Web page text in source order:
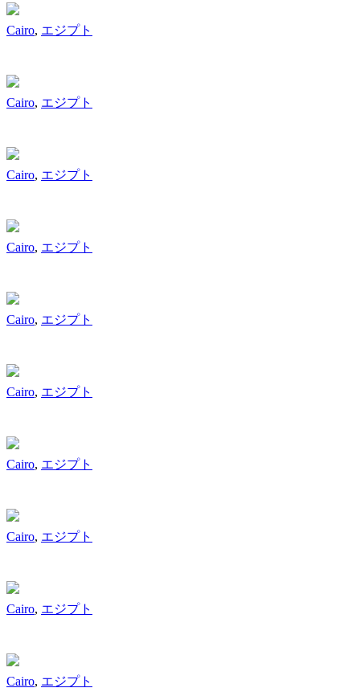
Cairo, エジプト
Cairo, エジプト
Cairo, エジプト
Cairo, エジプト
Cairo, エジプト
Cairo, エジプト
Cairo, エジプト
Cairo, エジプト
Cairo, エジプト
Cairo, エジプト